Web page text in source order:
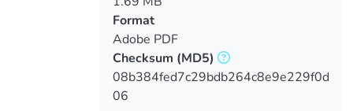
Format
Adobe PDF
Checksum (MD5)
08b384fed7c29bdb264c8e9e229f0d
06